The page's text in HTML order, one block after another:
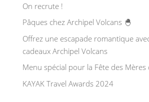
On recrute !
Pâques chez Archipel Volcans 🐣
Offrez une escapade romantique
cadeaux Archipel Volcans
Menu spécial pour la Fête des Mères
KAYAK Travel Awards 2024